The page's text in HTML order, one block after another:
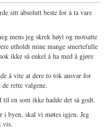
sitt absolutt beste for å ta vare
mens jeg skrek høyt og motsatte
utholdt mine mange smertefulle
ikke så enkel å ha med å gjøre
å vite at dere to tok ansvar for
rette valgene.
en som ikke hadde det så godt.
i byen, skal vi møtes igjen. Jeg
vis.